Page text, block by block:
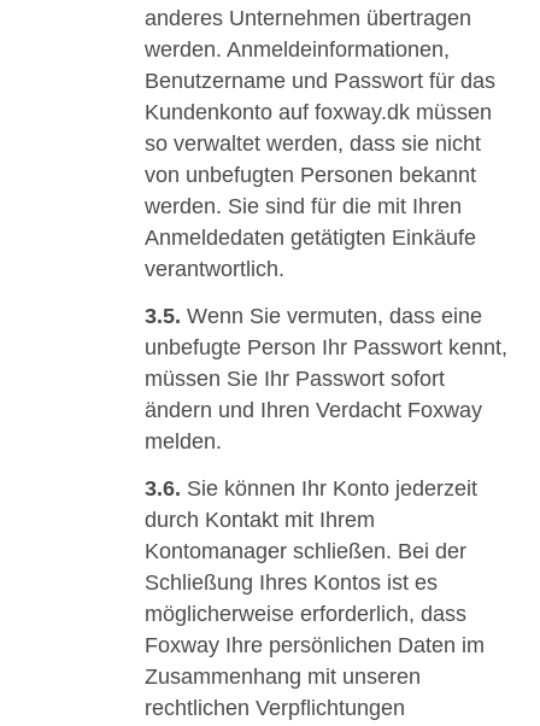
anderes Unternehmen übertragen
werden. Anmeldeinformationen,
Benutzername und Passwort für das
Kundenkonto auf foxway.dk müssen
so verwaltet werden, dass sie nicht
von unbefugten Personen bekannt
werden. Sie sind für die mit Ihren
Anmeldedaten getätigten Einkäufe
verantwortlich.
3.5. Wenn Sie vermuten, dass eine
unbefugte Person Ihr Passwort kennt,
müssen Sie Ihr Passwort sofort
ändern und Ihren Verdacht Foxway
melden.
3.6. Sie können Ihr Konto jederzeit
durch Kontakt mit Ihrem
Kontomanager schließen. Bei der
Schließung Ihres Kontos ist es
möglicherweise erforderlich, dass
Foxway Ihre persönlichen Daten im
Zusammenhang mit unseren
rechtlichen Verpflichtungen